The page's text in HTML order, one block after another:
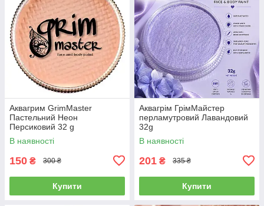
Аквагрим GrimMaster
Пастельний Неон
Персиковий 32 g
В наявності
150 ₴ 300 ₴
Купити
Аквагрім ГрімМайстер
перламутровий Лавандовий
32g
В наявності
201 ₴ 335 ₴
Купити